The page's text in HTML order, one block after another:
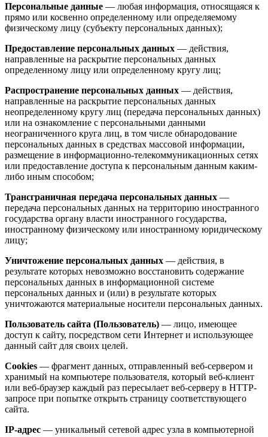
Персональные данные — любая информация, относящаяся к
прямо или косвенно определенному или определяемому
физическому лицу (субъекту персональных данных);
Предоставление персональных данных — действия,
направленные на раскрытие персональных данных
определенному лицу или определенному кругу лиц;
Распространение персональных данных — действия,
направленные на раскрытие персональных данных
неопределенному кругу лиц (передача персональных данных)
или на ознакомление с персональными данными
неограниченного круга лиц, в том числе обнародование
персональных данных в средствах массовой информации,
размещение в информационно-телекоммуникационных сетях
или предоставление доступа к персональным данным каким-
либо иным способом;
Трансграничная передача персональных данных —
передача персональных данных на территорию иностранного
государства органу власти иностранного государства,
иностранному физическому или иностранному юридическому
лицу;
Уничтожение персональных данных — действия, в
результате которых невозможно восстановить содержание
персональных данных в информационной системе
персональных данных и (или) в результате которых
уничтожаются материальные носители персональных данных.
Пользователь сайта (Пользователь) — лицо, имеющее
доступ к сайту, посредством сети Интернет и использующее
данный сайт для своих целей.
Cookies — фрагмент данных, отправленный веб-сервером и
хранимый на компьютере пользователя, который веб-клиент
или веб-браузер каждый раз пересылает веб-серверу в HTTP-
запросе при попытке открыть страницу соответствующего
сайта.
IP-адрес — уникальный сетевой адрес узла в компьютерной